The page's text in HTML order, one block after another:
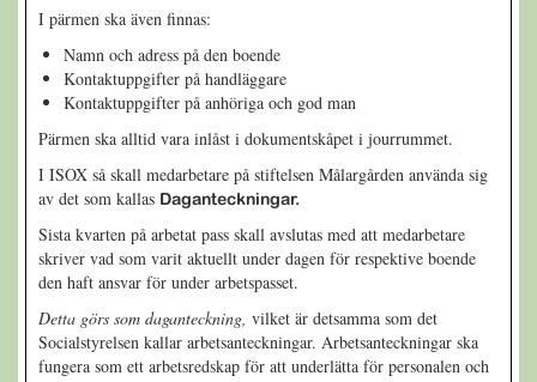
I pärmen ska även finnas:
Namn och adress på den boende
Kontaktuppgifter på handläggare
Kontaktuppgifter på anhöriga och god man
Pärmen ska alltid vara inlåst i dokumentskåpet i jourrummet.
I ISOX så skall medarbetare på stiftelsen Målargården använda sig
av det som kallas Daganteckningar.
Sista kvarten på arbetat pass skall avslutas med att medarbetare
skriver vad som varit aktuellt under dagen för respektive boende
den haft ansvar för under arbetspasset.
Detta görs som daganteckning, vilket är detsamma som det
Socialstyrelsen kallar arbetsanteckningar. Arbetsanteckningar ska
fungera som ett arbetsredskap för att underlätta för personalen och